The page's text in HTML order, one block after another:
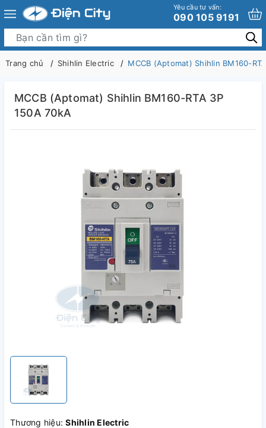
Yêu cầu tư vấn:
090 105 9191
Trang chủ Shihlin Electric MCCB (Aptomat) Shihlin BM160-
MCCB (Aptomat) Shihlin BM160-RTA 3P
150A 70kA
Thương hiệu:Shihlin Electric